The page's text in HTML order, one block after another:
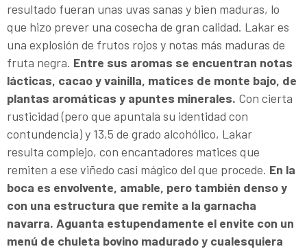
resultado fueran unas uvas sanas y bien maduras, lo
que hizo prever una cosecha de gran calidad. Lakar es
una explosión de frutos rojos y notas más maduras de
fruta negra. Entre sus aromas se encuentran notas
lácticas, cacao y vainilla, matices de monte bajo, de
plantas aromáticas y apuntes minerales. Con cierta
rusticidad (pero que apuntala su identidad con
contundencia) y 13,5 de grado alcohólico, Lakar
resulta complejo, con encantadores matices que
remiten a ese viñedo casi mágico del que procede. En la
boca es envolvente, amable, pero también denso y
con una estructura que remite a la garnacha
navarra. Aguanta estupendamente el envite con un
menú de chuleta bovino madurado y cualesquiera